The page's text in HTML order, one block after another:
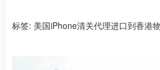
标签: 美国iPhone清关代理进口到香港